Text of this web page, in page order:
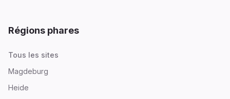
Régions phares
Tous les sites
Magdeburg
Heide